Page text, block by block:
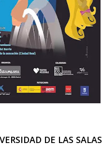
DE LAS SALAS